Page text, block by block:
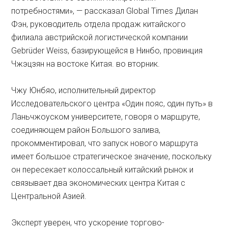
потребностями», — рассказал Global Times Дилан
Фэн, руководитель отдела продаж китайского
филиала австрийской логистической компании
Gebrüder Weiss, базирующейся в Нинбо, провинция
Чжэцзян на востоке Китая. во вторник.
Чжу Юнбяо, исполнительный директор
Исследовательского центра «Один пояс, один путь» в
Ланьчжоуском университете, говоря о маршруте,
соединяющем район Большого залива,
прокомментировал, что запуск нового маршрута
имеет большое стратегическое значение, поскольку
он пересекает колоссальный китайский рынок и
связывает два экономических центра Китая с
Центральной Азией.
Эксперт уверен, что ускорение торгово-